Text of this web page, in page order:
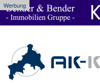
Werbung